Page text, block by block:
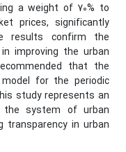
a weight of 70% to
prices, significantly
results confirm the
improving the urban
that the
for the periodic
study represents an
the system of urban
transparency in urban